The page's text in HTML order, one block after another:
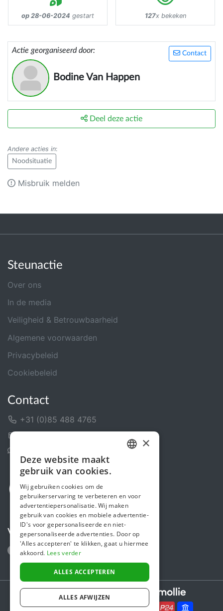
op 28-06-2024 gestart 127x bekeken
Contact
Actie georganiseerd door:
Bodine Van Happen
Deel deze actie
Andere acties in:
Noodsituatie
Misbruik melden
Steunactie
Over ons
In de media
Veiligheid & Betrouwbaarheid
Algemene voorwaarden
Privacybeleid
Cookiebeleid
Contact
+31 (0)85 488 4765
Volg ons
Secure payments powered by
ENGLISH
×
Deze website maakt
gebruik van cookies.
Wij gebruiken cookies om de
gebruikerservaring te verbeteren en voor
advertentiepersonalisatie. Wij maken
gebruik van cookies en mobiele advertentie-
ID's voor gepersonaliseerde en niet-
gepersonaliseerde advertenties. Door op
'Alles accepteren' te klikken, gaat u hiermee
akkoord. Lees verder
ALLES ACCEPTEREN
ALLES AFWIJZEN